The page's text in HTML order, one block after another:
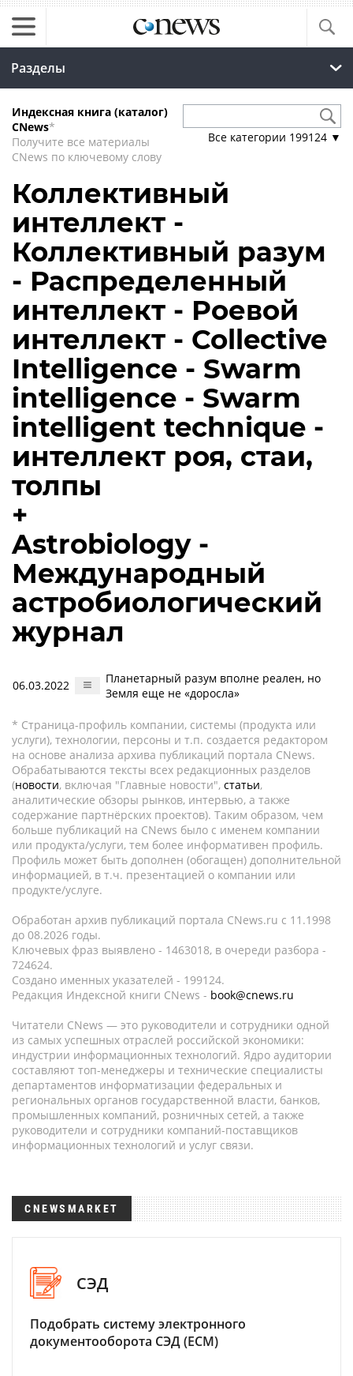
Разделы
Индексная книга (каталог)
CNews*
Получите все материалы
CNews по ключевому слову
Все категории 199124 ▼
Коллективный
интеллект -
Коллективный разум
- Распределенный
интеллект - Роевой
интеллект - Collective
Intelligence - Swarm
intelligence - Swarm
intelligent technique -
интеллект роя, стаи,
толпы
+
Astrobiology -
Международный
астробиологический
журнал
06.03.2022
Планетарный разум вполне реален, но
Земля еще не «доросла»
* Страница-профиль компании, системы (продукта или
услуги), технологии, персоны и т.п. создается редактором
на основе анализа архива публикаций портала CNews.
Обрабатываются тексты всех редакционных разделов
(новости, включая "Главные новости", статьи,
аналитические обзоры рынков, интервью, а также
содержание партнёрских проектов). Таким образом, чем
больше публикаций на CNews было с именем компании
или продукта/услуги, тем более информативен профиль.
Профиль может быть дополнен (обогащен) дополнительной
информацией, в т.ч. презентацией о компании или
продукте/услуге.
Обработан архив публикаций портала CNews.ru c 11.1998
до 08.2026 годы.
Ключевых фраз выявлено - 1463018, в очереди разбора -
724624.
Создано именных указателей - 199124.
Редакция Индексной книги CNews - book@cnews.ru
Читатели CNews — это руководители и сотрудники одной
из самых успешных отраслей российской экономики:
индустрии информационных технологий. Ядро аудитории
составляют топ-менеджеры и технические специалисты
департаментов информатизации федеральных и
региональных органов государственной власти, банков,
промышленных компаний, розничных сетей, а также
руководители и сотрудники компаний-поставщиков
информационных технологий и услуг связи.
CNEWSMARKET
СЭД
Подобрать систему электронного
документооборота СЭД (ECM)